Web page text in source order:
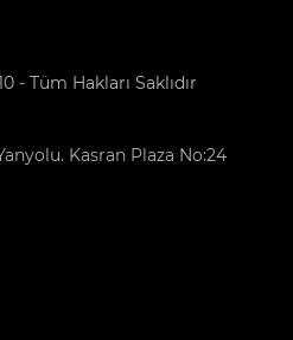
- Tüm Hakları Saklıdır
Kasran Plaza No:24